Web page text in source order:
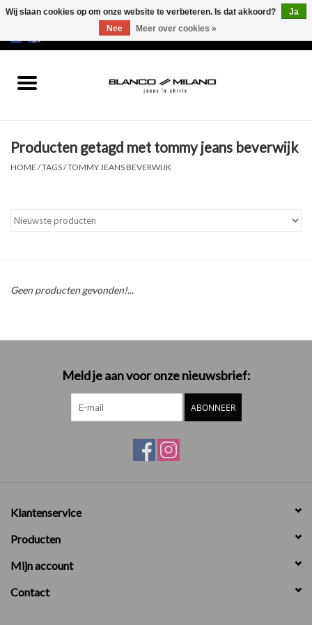
SALE 50%
Merken
Producten getagd met tommy jeans beverwijk
HOME /TAGS/TOMMY JEANS BEVERWIJK
Geen producten gevonden!...
Meld je aan voor onze nieuwsbrief:
ABONNEER
Klantenservice
Producten
Mijn account
Contact
Wij slaan cookies op om onze website te verbeteren. Is dat akkoord?
Ja
Nee
Meer over cookies »